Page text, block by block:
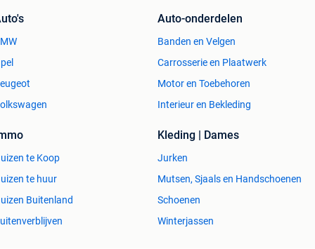
Auto-onderdelen
Banden en Velgen
Carrosserie en Plaatwerk
Motor en Toebehoren
Interieur en Bekleding
te Koop
te huur
Buitenland
Kleding | Dames
Jurken
Mutsen, Sjaals en Handschoenen
Schoenen
Winterjassen